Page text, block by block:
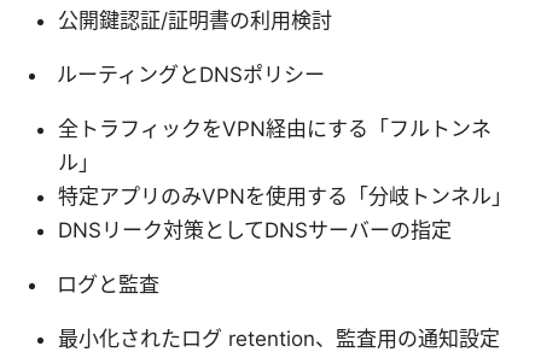
公開鍵認証/証明書の利用検討
ルーティングとDNSポリシー
全トラフィックをVPN経由にする「フルトンネ
ル」
特定アプリのみVPNを使用する「分岐トンネル」
DNSリーク対策としてDNSサーバーの指定
ログと監査
最小化されたログ retention、監査用の通知設定